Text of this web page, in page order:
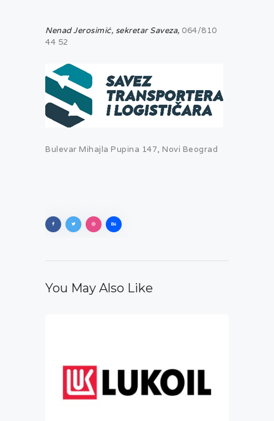
Nenad Jerosimić, sekretar Saveza, 064/810
44 52
Bulevar Mihajla Pupina 147, Novi Beograd
You May Also Like